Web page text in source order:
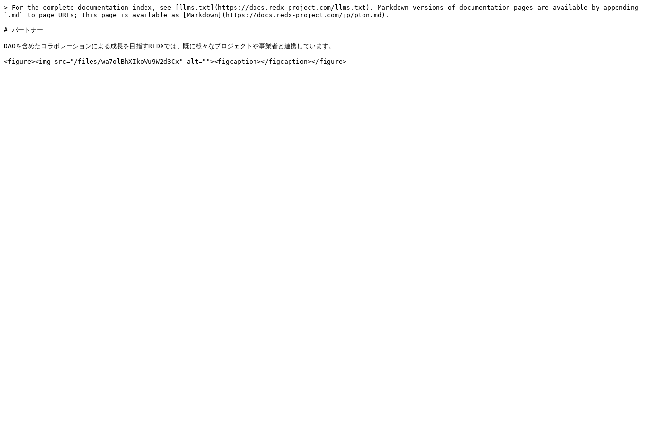
> For the complete documentation index, see [llms.txt](https://docs.redx-project.com/llms.txt). Markdown versions of documentation pages are available by appending
`.md` to page URLs; this page is available as [Markdown](https://docs.redx-project.com/jp/pton.md).
# パートナー
DAOを含めたコラボレーションによる成長を目指すREDXでは、既に様々なプロジェクトや事業者と連携しています。